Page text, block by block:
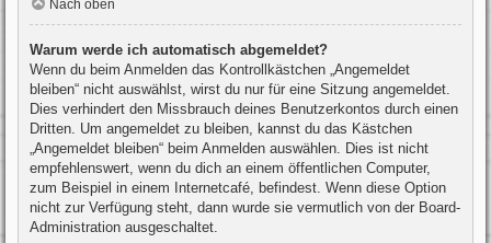
Nach oben
Warum werde ich automatisch abgemeldet?
Wenn du beim Anmelden das Kontrollkästchen „Angemeldet
bleiben“ nicht auswählst, wirst du nur für eine Sitzung angemeldet.
Dies verhindert den Missbrauch deines Benutzerkontos durch einen
Dritten. Um angemeldet zu bleiben, kannst du das Kästchen
„Angemeldet bleiben“ beim Anmelden auswählen. Dies ist nicht
empfehlenswert, wenn du dich an einem öffentlichen Computer,
zum Beispiel in einem Internetcafé, befindest. Wenn diese Option
nicht zur Verfügung steht, dann wurde sie vermutlich von der Board-
Administration ausgeschaltet.